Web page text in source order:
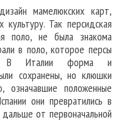
мамелюкских карт,
Так персидская
поло, не была знакома
в поло, которое персы
В Италии форма и
сохранены, но клюшки
означавшие положенные
они превратились в
от первоначальной